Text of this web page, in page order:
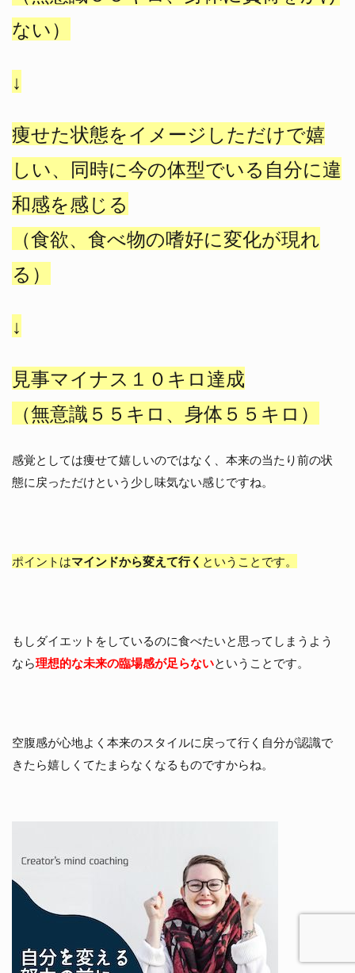
ない）
↓
痩せた状態をイメージしただけで嬉
しい、同時に今の体型でいる自分に違
和感を感じる
（食欲、食べ物の嗜好に変化が現れ
る）
↓
見事マイナス１０キロ達成
（無意識５５キロ、身体５５キロ）
感覚としては痩せて嬉しいのではなく、本来の当たり前の状
態に戻っただけという少し味気ない感じですね。
ポイントはマインドから変えて行く ということです。
もしダイエットをしているのに食べたいと思ってしまうよう
なら理想的な未来の臨場感が足らないということです。
空腹感が心地よく本来のスタイルに戻って行く自分が認識で
きたら嬉しくてたまらなくなるものですからね。